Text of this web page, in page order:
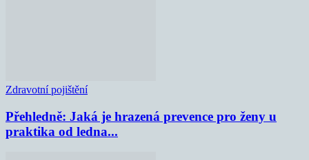
Zdravotní pojištění
Přehledně: Jaká je hrazená prevence pro ženy u
praktika od ledna...